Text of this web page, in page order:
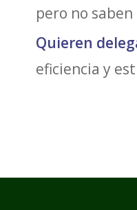
pero no saben
Quieren
eficiencia y